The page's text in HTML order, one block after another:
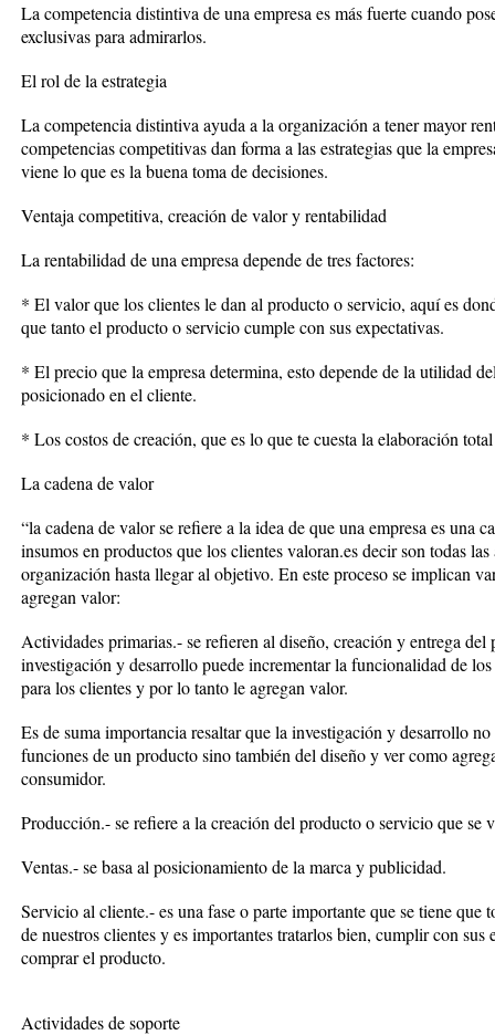
La competencia distintiva de una empresa es más fuerte cuando
exclusivas para admirarlos.
El rol de la estrategia
La competencia distintiva ayuda a la organización a tener mayor
competencias competitivas dan forma a las estrategias que la
viene lo que es la buena toma de decisiones.
Ventaja competitiva, creación de valor y rentabilidad
La rentabilidad de una empresa depende de tres factores:
* El valor que los clientes le dan al producto o servicio, aquí es
que tanto el producto o servicio cumple con sus expectativas.
* El precio que la empresa determina, esto depende de la utilidad
posicionado en el cliente.
* Los costos de creación, que es lo que te cuesta la elaboración
La cadena de valor
“la cadena de valor se refiere a la idea de que una empresa es una
insumos en productos que los clientes valoran.es decir son todas
organización hasta llegar al objetivo. En este proceso se implican
agregan valor:
Actividades primarias.- se refieren al diseño, creación y entrega
investigación y desarrollo puede incrementar la funcionalidad de
para los clientes y por lo tanto le agregan valor.
Es de suma importancia resaltar que la investigación y desarrollo
funciones de un producto sino también del diseño y ver como
consumidor.
Producción.- se refiere a la creación del producto o servicio que se
Ventas.- se basa al posicionamiento de la marca y publicidad.
Servicio al cliente.- es una fase o parte importante que se tiene que
de nuestros clientes y es importantes tratarlos bien, cumplir con sus
comprar el producto.
Actividades de soporte